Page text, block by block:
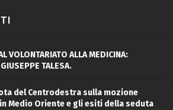
VOLONTARIATO ALLA MEDICINA:
TALESA.
del Centrodestra sulla mozione
Medio Oriente e gli esiti della seduta